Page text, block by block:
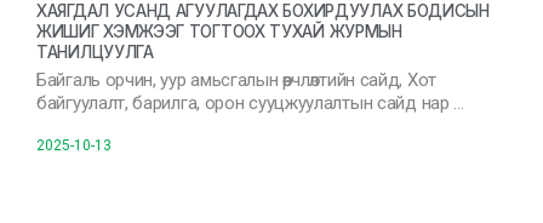
ХАЯГДАЛ УСАНД АГУУЛАГДАХ БОХИРДУУЛАХ БОДИСЫН
ЖИШИГ ХЭМЖЭЭГ ТОГТООХ ТУХАЙ ЖУРМЫН
ТАНИЛЦУУЛГА
Байгаль орчин, уур амьсгалын өөрчлөлтийн сайд, Хот
байгуулалт, барилга, орон сууцжуулалтын сайд нар …
2025-10-13